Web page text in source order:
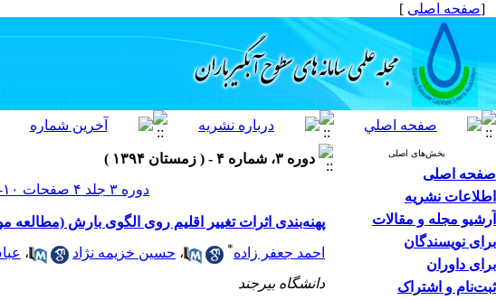
[صفحه اصلی ]
بخش‌های اصلی
صفحه اصلی
اطلاعات نشریه
آرشیو مجله و مقالات
برای نویسندگان
برای داوران
ثبت‌نام و اشتراک
دوره ۳، شماره ۴ - ( زمستان ۱۳۹۴ )
دوره ۳ جلد ۴ صفحات ۱۰-۱
پهنه‌بندی اثرات تغییر اقلیم روی الگوی بارش
احمد جعفر زاده* ، حسین خزیمه نژاد ،
دانشگاه بیرجند